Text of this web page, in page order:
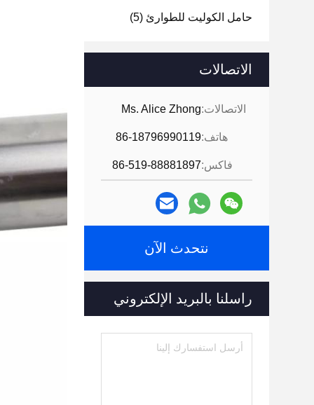
حامل الكوليت للطوارئ (5)
الاتصالات
الاتصالات:Ms. Alice Zhong
هاتف:86-18796990119
فاكس:86-519-88881897
نتحدث الآن
راسلنا بالبريد الإلكتروني